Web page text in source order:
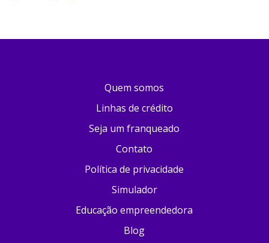
Quem somos
Linhas de crédito
Seja um franqueado
Contato
Política de privacidade
Simulador
Educação empreendedora
Blog